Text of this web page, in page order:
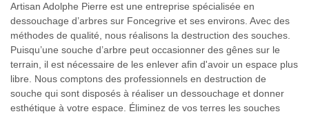
Artisan Adolphe Pierre est une entreprise spécialisée en
dessouchage d’arbres sur Foncegrive et ses environs. Avec des
méthodes de qualité, nous réalisons la destruction des souches.
Puisqu’une souche d’arbre peut occasionner des gênes sur le
terrain, il est nécessaire de les enlever afin d'avoir un espace plus
libre. Nous comptons des professionnels en destruction de
souche qui sont disposés à réaliser un dessouchage et donner
esthétique à votre espace. Éliminez de vos terres les souches